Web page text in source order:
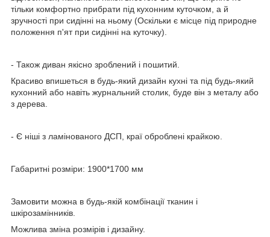
тільки комфортно прибрати під кухонним куточком, а й
зручності при сидінні на ньому (Оскільки є місце під природне
положення п'ят при сидінні на куточку).
- Також диван якісно зроблений і пошитий.
Красиво впишеться в будь-який дизайн кухні та під будь-який
кухонний або навіть журнальний столик, буде він з металу або
з дерева.
- Є ніші з ламінованого ДСП, краї оброблені крайкою.
Габаритні розміри: 1900*1700 мм
Замовити можна в будь-якій комбінації тканин і
шкірозамінників.
Можлива зміна розмірів і дизайну.